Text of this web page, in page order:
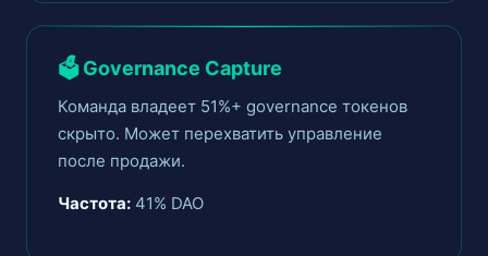
🗳️ Governance Capture
Команда владеет 51%+ governance токенов
скрыто. Может перехватить управление
после продажи.
Частота: 41% DAO